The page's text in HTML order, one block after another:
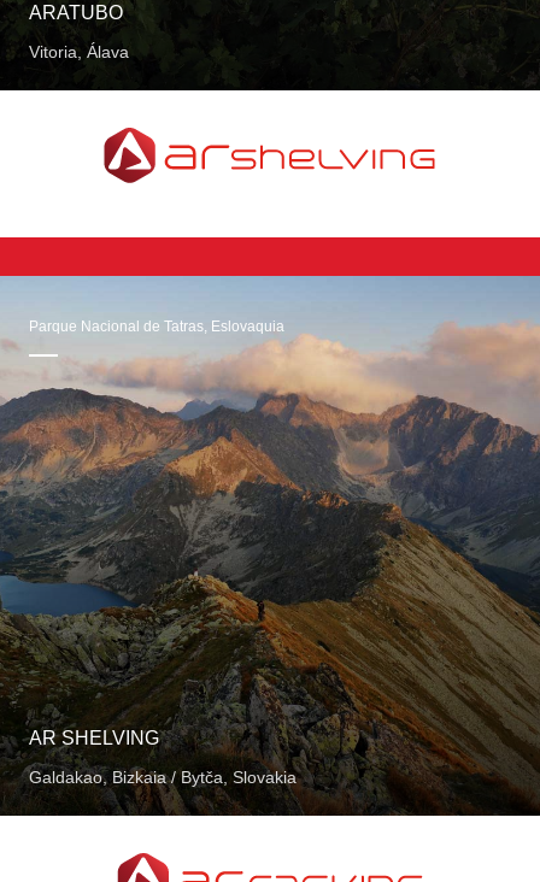
ARATUBO
Vitoria, Álava
Parque Nacional de Tatras, Eslovaquia
AR SHELVING
Galdakao, Bizkaia / Bytča, Slovakia